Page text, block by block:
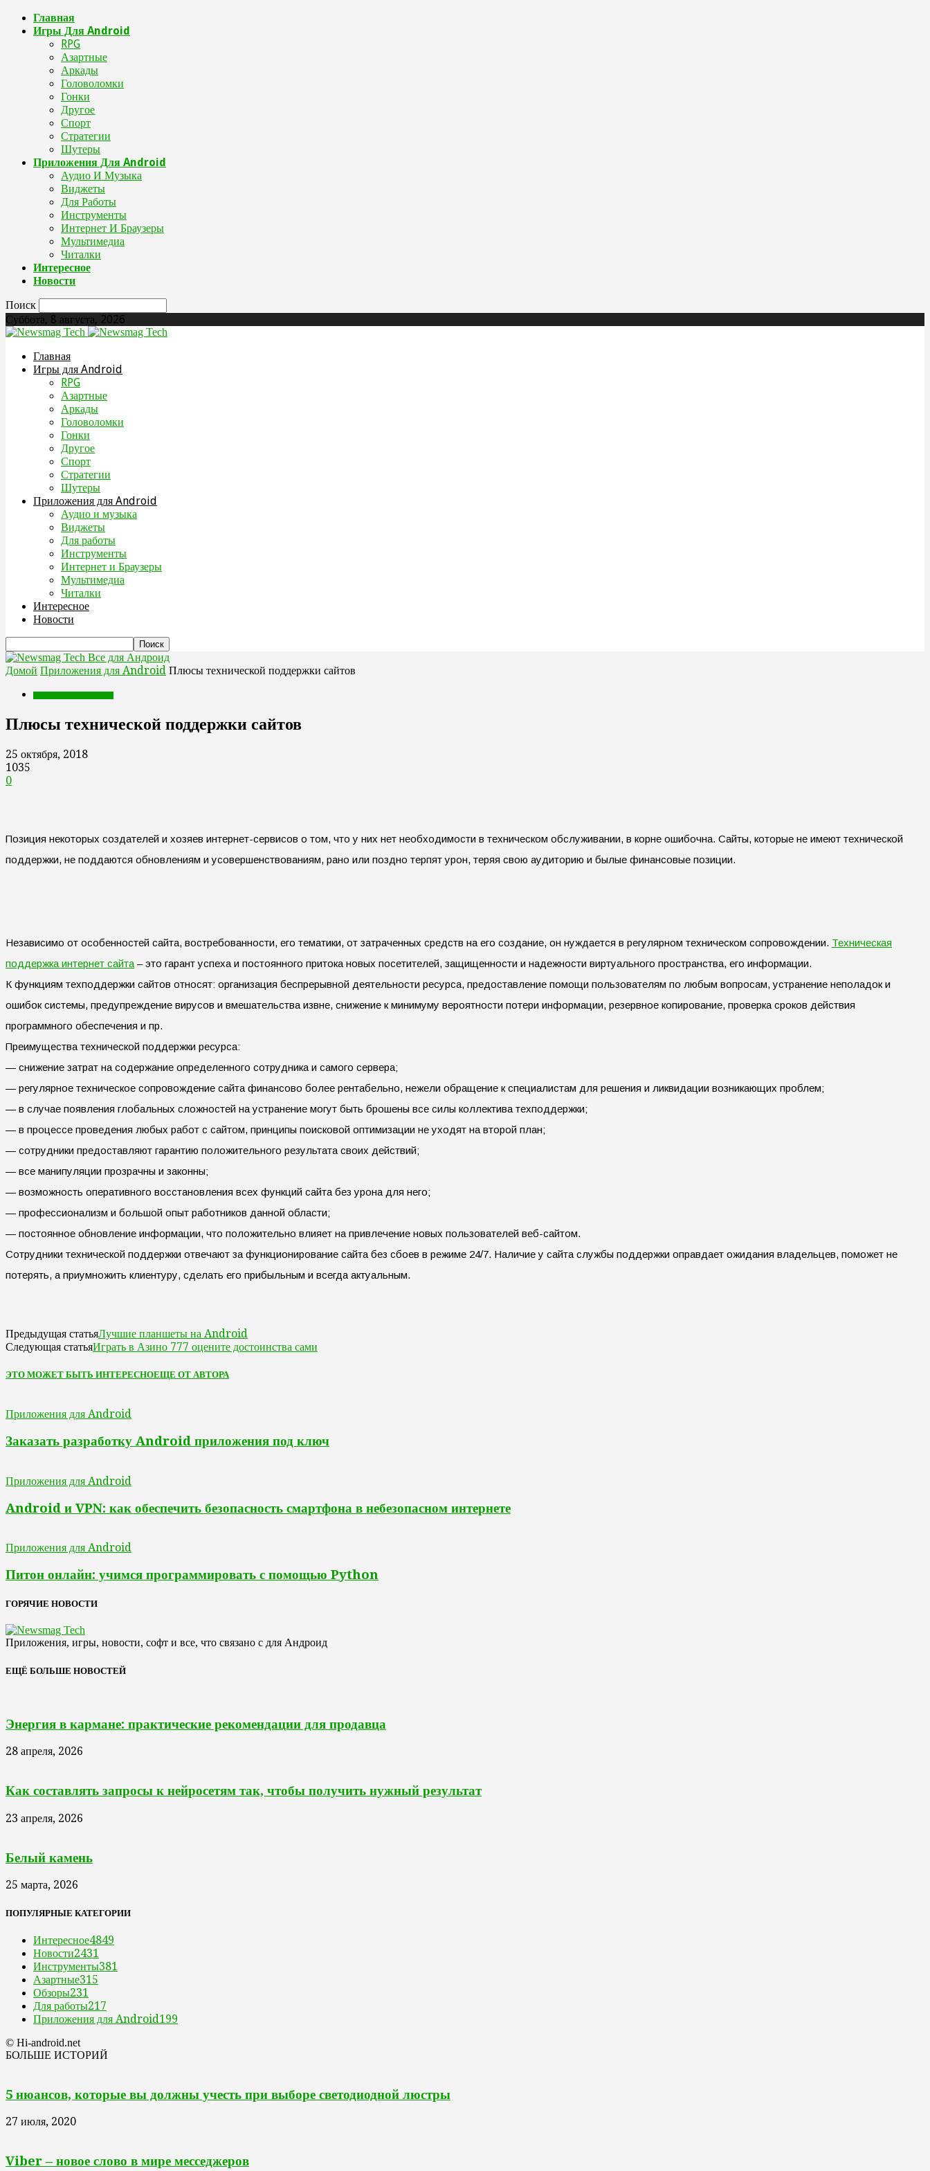
Главная
Игры Для Android
RPG
Азартные
Аркады
Головоломки
Гонки
Другое
Спорт
Стратегии
Шутеры
Приложения Для Android
Аудио И Музыка
Виджеты
Для Работы
Инструменты
Интернет И Браузеры
Мультимедиа
Читалки
Интересное
Новости
Поиск
Суббота, 8 августа, 2026
Главная
Игры для Android
RPG
Азартные
Аркады
Головоломки
Гонки
Другое
Спорт
Стратегии
Шутеры
Приложения для Android
Аудио и музыка
Виджеты
Для работы
Инструменты
Интернет и Браузеры
Мультимедиа
Читалки
Интересное
Новости
Все для Андроид
Домой Приложения для Android Плюсы технической поддержки сайтов
Плюсы технической поддержки сайтов
25 октября, 2018
1035
0
Позиция некоторых создателей и хозяев интернет-сервисов о том, что у них нет необходимости в техническом обслуживании, в корне ошибочна. Сайты, которые не имеют технической
поддержки, не поддаются обновлениям и усовершенствованиям, рано или поздно терпят урон, теряя свою аудиторию и былые финансовые позиции.
Независимо от особенностей сайта, востребованности, его тематики, от затраченных средств на его создание, он нуждается в регулярном техническом сопровождении. Техническая
поддержка интернет сайта – это гарант успеха и постоянного притока новых посетителей, защищенности и надежности виртуального пространства, его информации.
К функциям техподдержки сайтов относят: организация беспрерывной деятельности ресурса, предоставление помощи пользователям по любым вопросам, устранение неполадок и
ошибок системы, предупреждение вирусов и вмешательства извне, снижение к минимуму вероятности потери информации, резервное копирование, проверка сроков действия
программного обеспечения и пр.
Преимущества технической поддержки ресурса:
— снижение затрат на содержание определенного сотрудника и самого сервера;
— регулярное техническое сопровождение сайта финансово более рентабельно, нежели обращение к специалистам для решения и ликвидации возникающих проблем;
— в случае появления глобальных сложностей на устранение могут быть брошены все силы коллектива техподдержки;
— в процессе проведения любых работ с сайтом, принципы поисковой оптимизации не уходят на второй план;
— сотрудники предоставляют гарантию положительного результата своих действий;
— все манипуляции прозрачны и законны;
— возможность оперативного восстановления всех функций сайта без урона для него;
— профессионализм и большой опыт работников данной области;
— постоянное обновление информации, что положительно влияет на привлечение новых пользователей веб-сайтом.
Сотрудники технической поддержки отвечают за функционирование сайта без сбоев в режиме 24/7. Наличие у сайта службы поддержки оправдает ожидания владельцев, поможет не
потерять, а приумножить клиентуру, сделать его прибыльным и всегда актуальным.
Предыдущая статьяЛучшие планшеты на Android
Следующая статьяИграть в Азино 777 оцените достоинства сами
ЭТО МОЖЕТ БЫТЬ ИНТЕРЕСНОЕЩЕ ОТ АВТОРА
Приложения для Android
Заказать разработку Android приложения под ключ
Приложения для Android
Android и VPN: как обеспечить безопасность смартфона в небезопасном интернете
Приложения для Android
Питон онлайн: учимся программировать с помощью Python
ГОРЯЧИЕ НОВОСТИ
Приложения, игры, новости, софт и все, что связано с для Андроид
ЕЩЁ БОЛЬШЕ НОВОСТЕЙ
Энергия в кармане: практические рекомендации для продавца
28 апреля, 2026
Как составлять запросы к нейросетям так, чтобы получить нужный результат
23 апреля, 2026
Белый камень
25 марта, 2026
ПОПУЛЯРНЫЕ КАТЕГОРИИ
Интересное4849
Новости2431
Инструменты381
Азартные315
Обзоры231
Для работы217
Приложения для Android199
© Hi-android.net
БОЛЬШЕ ИСТОРИЙ
5 нюансов, которые вы должны учесть при выборе светодиодной люстры
27 июля, 2020
Viber – новое слово в мире месседжеров